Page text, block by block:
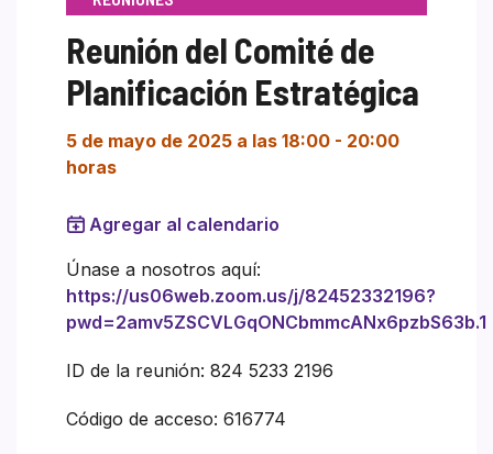
Reunión del Comité de
Planificación Estratégica
5 de mayo de 2025 a las 18:00 - 20:00
horas
Agregar al calendario
Únase a nosotros aquí:
https://us06web.zoom.us/j/82452332196?
pwd=2amv5ZSCVLGqONCbmmcANx6pzbS63b.1
ID de la reunión: 824 5233 2196
Código de acceso: 616774